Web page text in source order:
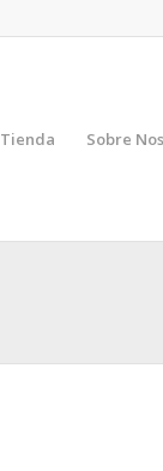
Tienda Sobre